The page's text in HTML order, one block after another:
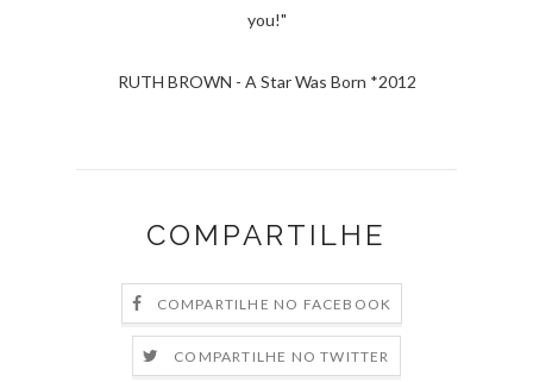
you!"
RUTH BROWN - A Star Was Born *2012
COMPARTILHE
COMPARTILHE NO FACEBOOK
COMPARTILHE NO TWITTER